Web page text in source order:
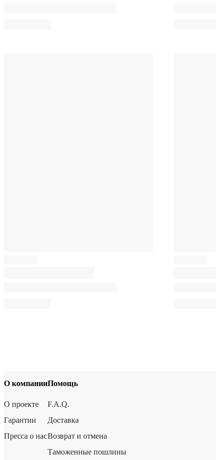
О компании
О проекте
Гарантии
Пресса о нас
Помощь
F.A.Q.
Доставка
Возврат и отмена
Таможенные пошлины